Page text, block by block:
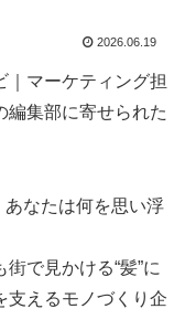
2026.06.19
マーケティング担
編集部に寄せられた
あなたは何を思い浮
で見かける“髪”に
支えるモノづくり企